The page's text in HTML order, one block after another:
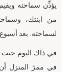
يؤذِّن سماحته
من ابنتك،
لسماحته. بعد
في ذاك اليوم
في ممرّ المنزل